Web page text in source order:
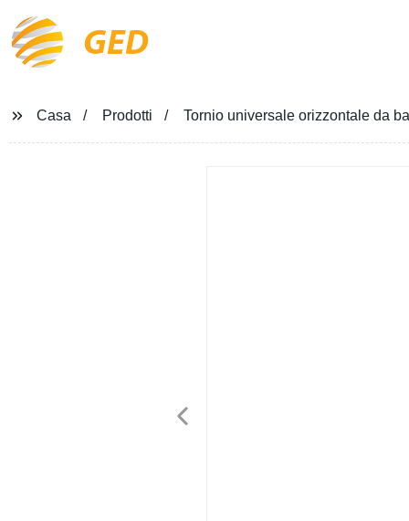
GED
Casa Prodotti Tornio universale orizzontale da